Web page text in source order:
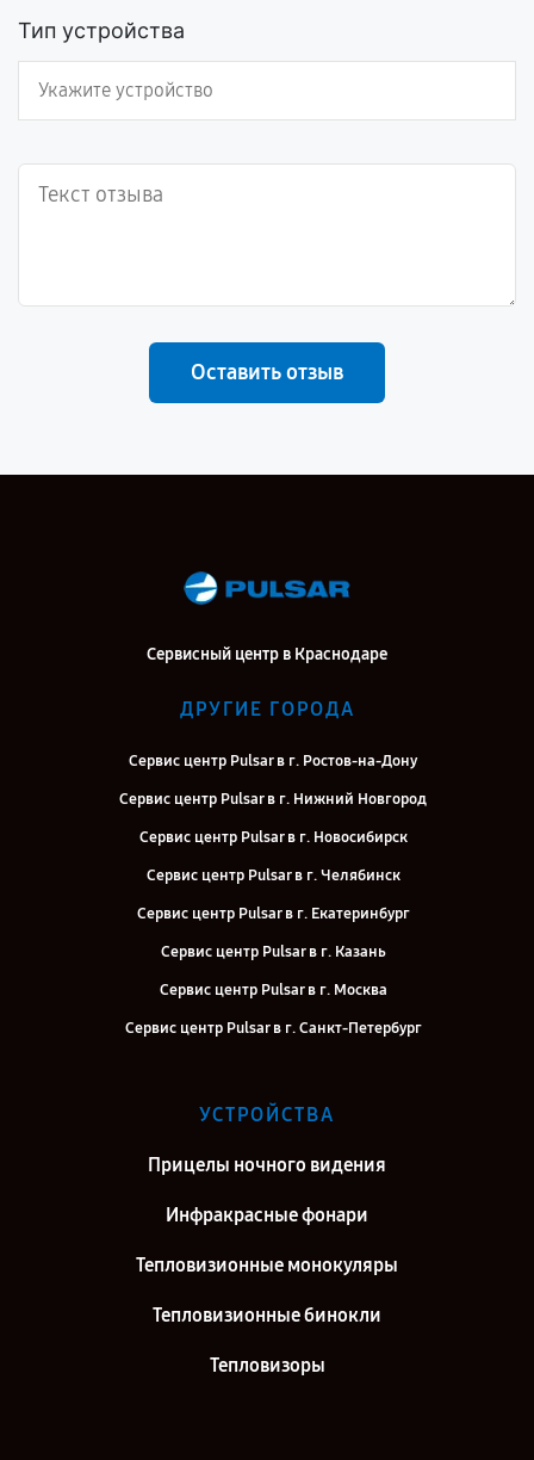
Тип устройства
Оставить отзыв
Сервисный центр в Краснодаре
ДРУГИЕ ГОРОДА
Сервис центр Pulsar в г. Ростов-на-Дону
Сервис центр Pulsar в г. Нижний Новгород
Сервис центр Pulsar в г. Новосибирск
Сервис центр Pulsar в г. Челябинск
Сервис центр Pulsar в г. Екатеринбург
Сервис центр Pulsar в г. Казань
Сервис центр Pulsar в г. Москва
Сервис центр Pulsar в г. Санкт-Петербург
УСТРОЙСТВА
Прицелы ночного видения
Инфракрасные фонари
Тепловизионные монокуляры
Тепловизионные бинокли
Тепловизоры